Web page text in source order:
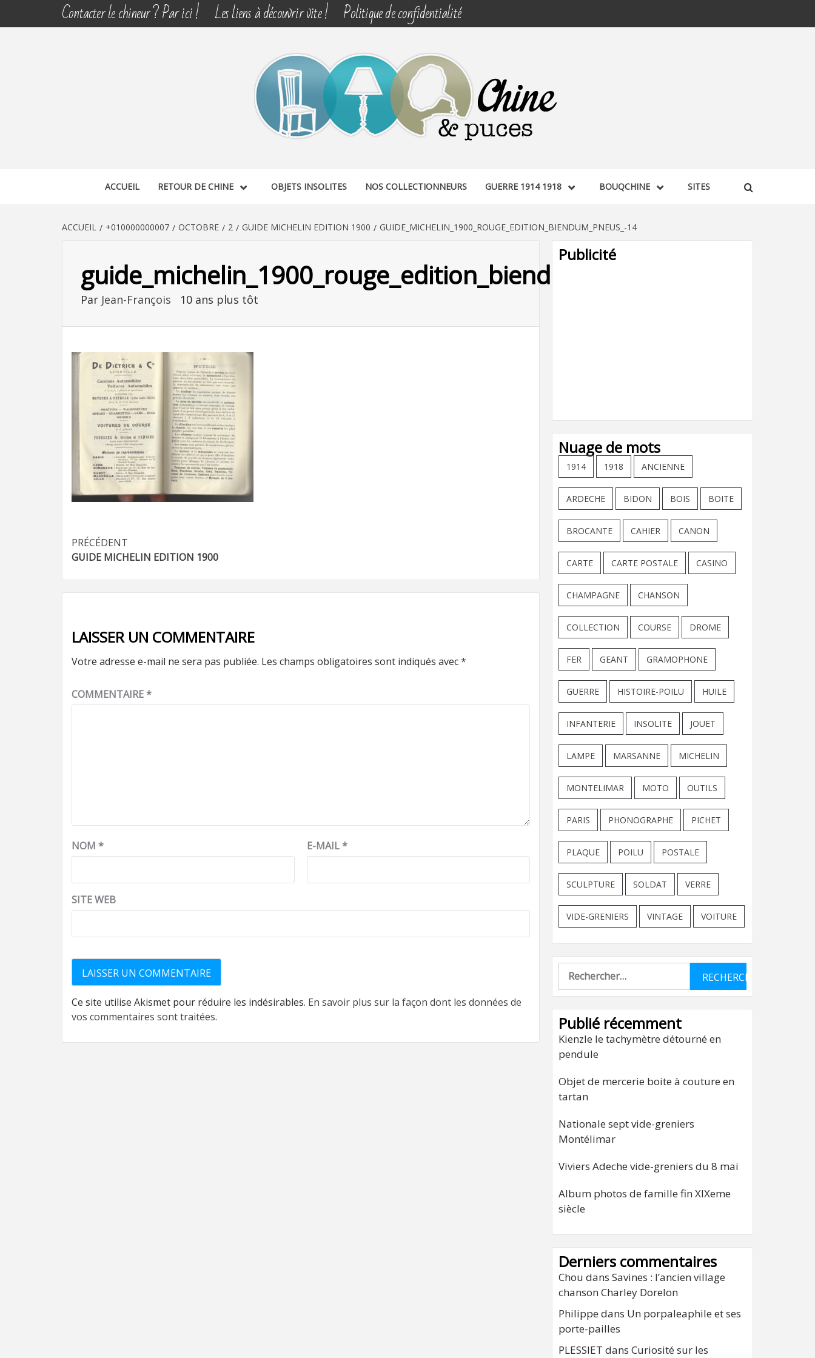
Contacter le chineur ? Par ici ! Les liens à découvrir vite ! Politique de confidentialité
CHINE & PUCES
ACCUEIL RETOUR DE CHINE OBJETS INSOLITES NOS COLLECTIONNEURS GUERRE 1914 1918 BOUQCHINE SITES
ACCUEIL +010000000007 OCTOBRE 2 GUIDE MICHELIN EDITION 1900 GUIDE_MICHELIN_1900_ROUGE_EDITION_BIENDUM_PNEUS_-14
guide_michelin_1900_rouge_edition_biendum_pneus_-14
Par Jean-François 10 ans plus tôt
Navigation
d’article
PRÉCÉDENT
GUIDE MICHELIN EDITION 1900
LAISSER UN COMMENTAIRE
Votre adresse e-mail ne sera pas publiée. Les champs obligatoires sont indiqués avec*
COMMENTAIRE*
NOM * E-MAIL*
SITE WEB
Ce site utilise Akismet pour réduire les indésirables. En savoir plus sur la façon dont les données de
vos commentaires sont traitées.
Publicité
Nuage de mots
1914 1918 ANCIENNE
ARDECHE BIDON BOIS BOITE
BROCANTE CAHIER CANON
CARTE CARTE POSTALE CASINO
CHAMPAGNE CHANSON
COLLECTION COURSE DROME
FER GEANT GRAMOPHONE
GUERRE HISTOIRE-POILU HUILE
INFANTERIE INSOLITE JOUET
LAMPE MARSANNE MICHELIN
MONTELIMAR MOTO OUTILS
PARIS PHONOGRAPHE PICHET
PLAQUE POILU POSTALE
SCULPTURE SOLDAT VERRE
VIDE-GRENIERS VINTAGE VOITURE
Rechercher :
Publié récemment
Kienzle le tachymètre détourné en
pendule
Objet de mercerie boite à couture en
tartan
Nationale sept vide-greniers
Montélimar
Viviers Adeche vide-greniers du 8 mai
Album photos de famille fin XIXeme
siècle
Derniers commentaires
Chou dans Savines : l’ancien village
chanson Charley Dorelon
Philippe dans Un porpaleaphile et ses
porte-pailles
PLESSIET dans Curiosité sur les